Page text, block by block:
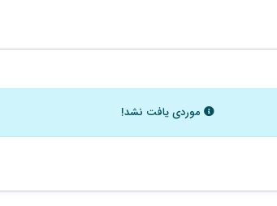
موردی یافت نشد!